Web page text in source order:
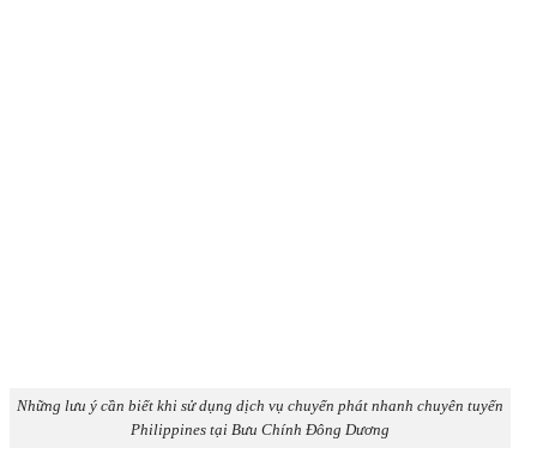
Những lưu ý cần biết khi sử dụng dịch vụ chuyển phát nhanh chuyên tuyến
Philippines tại Bưu Chính Đông Dương